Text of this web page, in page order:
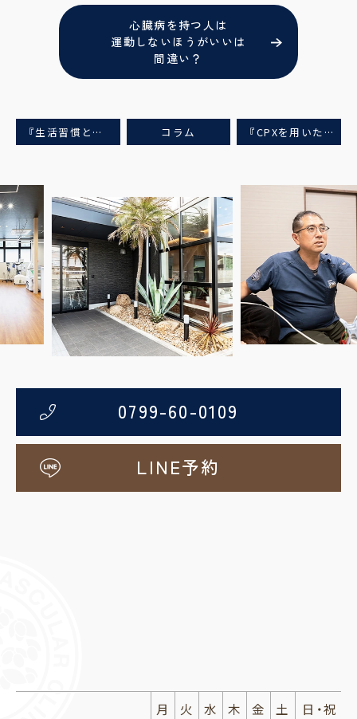
心臓病を持つ人は
運動しないほうがいいは
間違い？
『生活習慣と関係する心疾患』についてのブログを更新しました コラム 『CPXを用いた運動強度設定』についてのブログを更新しました
Previous
0799-60-0109
LINE予約
月 火 水 木 金 土
日・祝